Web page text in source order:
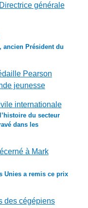
générale
ancien Président du
Pearson
jeunesse
internationale
du secteur
dans les
à Mark
Unies a remis ce prix
des cégépiens